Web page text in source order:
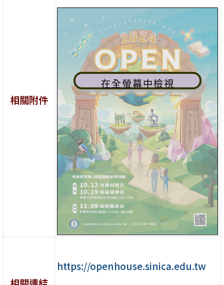
相關附件
在全螢幕中檢視
https://openhouse.sinica.edu.tw